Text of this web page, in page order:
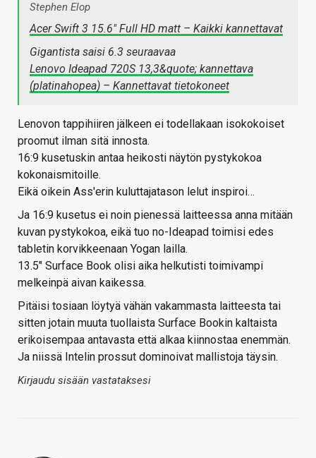
Stephen Elop
Acer Swift 3 15.6" Full HD matt – Kaikki kannettavat
Gigantista saisi 6.3 seuraavaa
Lenovo Ideapad 720S 13,3&quote; kannettava
(platinahopea) – Kannettavat tietokoneet
Lenovon tappihiiren jälkeen ei todellakaan isokokoiset
proomut ilman sitä innosta.
16:9 kusetuskin antaa heikosti näytön pystykokoa
kokonaismitoille.
Eikä oikein Ass'erin kuluttajatason lelut inspiroi…
Ja 16:9 kusetus ei noin pienessä laitteessa anna mitään
kuvan pystykokoa, eikä tuo no-Ideapad toimisi edes
tabletin korvikkeenaan Yogan lailla.
13.5" Surface Book olisi aika helkutisti toimivampi
melkeinpä aivan kaikessa.
Pitäisi tosiaan löytyä vähän vakammasta laitteesta tai
sitten jotain muuta tuollaista Surface Bookin kaltaista
erikoisempaa antavasta että alkaa kiinnostaa enemmän.
Ja niissä Intelin prossut dominoivat mallistoja täysin.
Kirjaudu sisään vastataksesi